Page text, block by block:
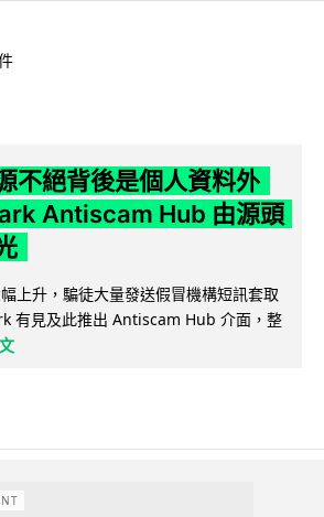
不絕背後是個人資料外
Antiscam Hub 由源頭
上升，騙徒大量發送假冒機構短訊套取
有見及此推出 Antiscam Hub 介面，整